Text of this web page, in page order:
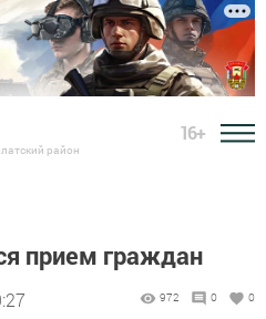
район
16+
прием граждан
972 0 0